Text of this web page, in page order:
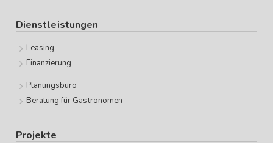
Dienstleistungen
Leasing
Finanzierung
Planungsbüro
Beratung für Gastronomen
Projekte